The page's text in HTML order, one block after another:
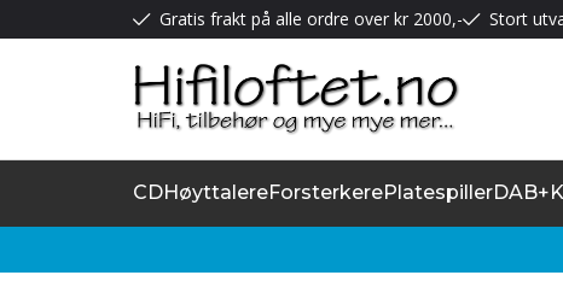
Gratis frakt på alle ordre over kr 2000,- Stort
CDHøyttalereForsterkerePlatespillerDAB+